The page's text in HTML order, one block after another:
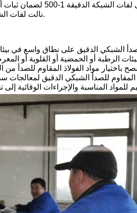
فاحصونا المحترفون
نالت لفات الشبكة الدقيقة 1-500 إشادة واسعة وسمعة طيبة في السوق العالمية.
الشبكي الدقيق على نطاق واسع في
الرطبة أو الحمضية أو القلوية أو
للصدأ الشبكي الدقيق لمعالجات